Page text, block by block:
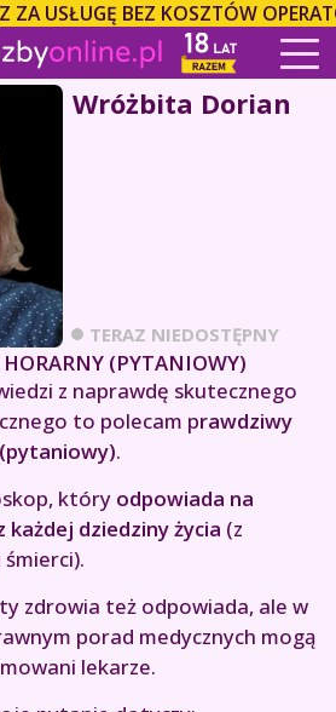
USŁUGĘ BEZ KOSZTÓW
Wróżbita Dorian
TERAZ NIEDOSTĘPNY
(PYTANIOWY)
z naprawdę skutecznego
to polecam prawdziwy
.
który odpowiada na
dziedziny życia (z
zdrowia też odpowiada, ale w
porad medycznych mogą
lekarze.